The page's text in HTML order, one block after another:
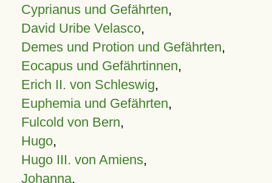
Cyprianus und Gefährten,
David Uribe Velasco,
Demes und Protion und Gefährten,
Eocapus und Gefährtinnen,
Erich II. von Schleswig,
Euphemia und Gefährten,
Fulcold von Bern,
Hugo,
Hugo III. von Amiens,
Johanna,